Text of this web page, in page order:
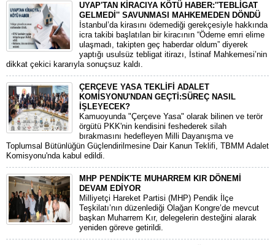
UYAP'TAN KİRACIYA KÖTÜ HABER:''TEBLİGAT
GELMEDİ'' SAVUNMASI MAHKEMEDEN DÖNDÜ
​İstanbul’da kirasını ödemediği gerekçesiyle hakkında
icra takibi başlatılan bir kiracının “Ödeme emri elime
ulaşmadı, takipten geç haberdar oldum” diyerek
yaptığı usulsüz tebligat itirazı, İstinaf Mahkemesi’nin
dikkat çekici kararıyla sonuçsuz kaldı.
ÇERÇEVE YASA TEKLİFİ ADALET
KOMİSYONU'NDAN GEÇTİ:SÜREÇ NASIL
İŞLEYECEK?
​Kamuoyunda "Çerçeve Yasa" olarak bilinen ve terör
örgütü PKK'nin kendisini feshederek silah
bırakmasını hedefleyen Milli Dayanışma ve
Toplumsal Bütünlüğün Güçlendirilmesine Dair Kanun Teklifi, TBMM Adalet
Komisyonu'nda kabul edildi.
MHP PENDİK'TE MUHARREM KIR DÖNEMİ
DEVAM EDİYOR
​Milliyetçi Hareket Partisi (MHP) Pendik İlçe
Teşkilatı’nın düzenlediği Olağan Kongre’de mevcut
başkan Muharrem Kır, delegelerin desteğini alarak
yeniden göreve getirildi.